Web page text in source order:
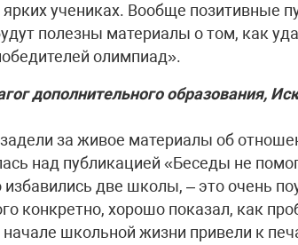
учениках. Вообще позитивные
полезны материалы о том, как
олимпиад».
дополнительного образования,
за живое материалы об
над публикацией «Беседы не
избавились две школы, – это очень
конкретно, хорошо показал, как
школьной жизни привели к